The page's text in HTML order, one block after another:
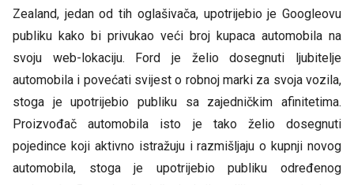
Zealand, jedan od tih oglašivača, upotrijebio je Googleovu
publiku kako bi privukao veći broj kupaca automobila na
svoju web-lokaciju. Ford je želio dosegnuti ljubitelje
automobila i povećati svijest o robnoj marki za svoja vozila,
stoga je upotrijebio publiku sa zajedničkim afinitetima.
Proizvođač automobila isto je tako želio dosegnuti
pojedince koji aktivno istražuju i razmišljaju o kupnji novog
automobila, stoga je upotrijebio publiku određenog